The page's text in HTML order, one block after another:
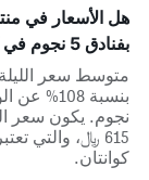
هل الأسعار في
بفنادق 5 نجوم في كوانتان؟
متوسط سعر
نجوم. يكون سعر
615 ﷼، والتي
كوانتان.